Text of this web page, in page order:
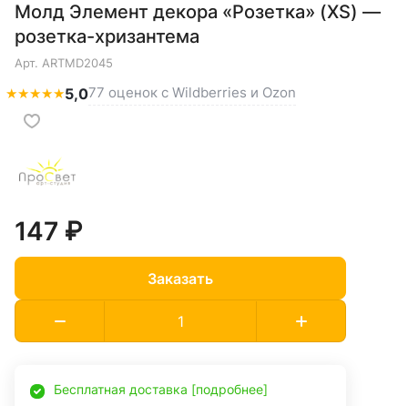
Молд Элемент декора «Розетка» (XS) —
розетка-хризантема
Арт. ARTMD2045
★★★★★5,077 оценок с Wildberries и Ozon
147 ₽
Заказать
Бесплатная доставка [подробнее]